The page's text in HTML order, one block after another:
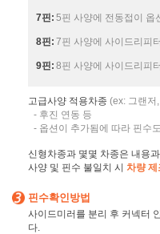
7핀: 5핀 사양에 전동접이 옵
8핀: 7핀 사양에 사이드리피
9핀: 8핀 사양에 사이드리피
고급사양 적용차종 (ex: 그랜저
- 후진 연동 등
- 옵션이 추가됨에 따라 핀수
신형차종과 몇몇 차종은 내용
사양 및 핀수 불일치 시 차량 제
핀수확인방법
사이드미러를 분리 후 커넥터
다.